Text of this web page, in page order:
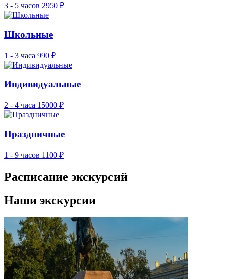
3 - 5 часов 2950 ₽
Школьные
1 - 3 часа 990 ₽
Индивидуальные
2 - 4 часа 15000 ₽
Праздничные
1 - 9 часов 1100 ₽
Расписание экскурсий
Наши экскурсии